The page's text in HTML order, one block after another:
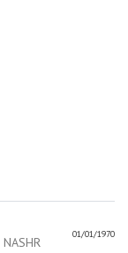
01/01/1970
NASHR